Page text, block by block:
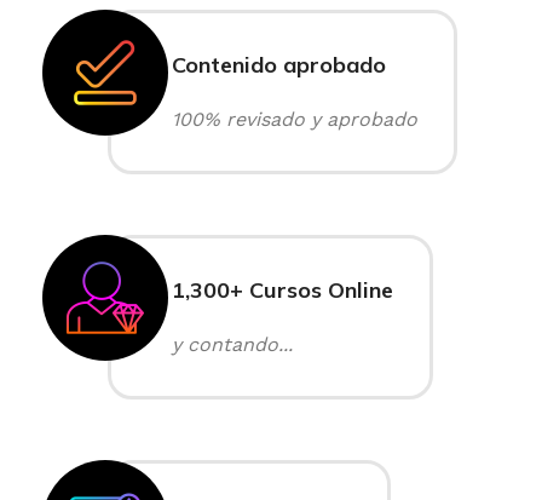
Contenido aprobado
100% revisado y aprobado
1,300+ Cursos Online
y contando...